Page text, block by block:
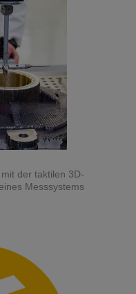
der taktilen 3D-
Messsystems